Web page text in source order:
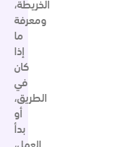
الخريطة،
ومعرفة
ما
إذا
كان
في
الطريق،
أو
بدأ